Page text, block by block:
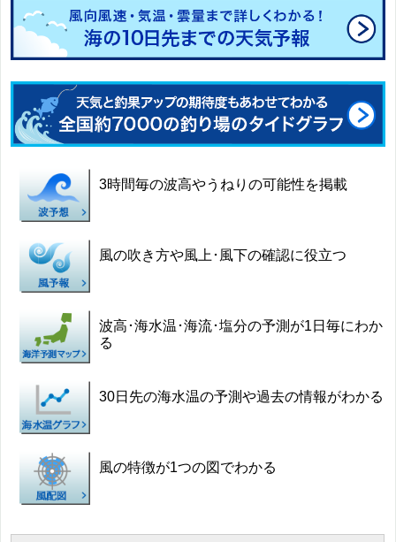
3時間毎の波高やうねりの可能性を掲載
風の吹き方や風上･風下の確認に役立つ
波高･海水温･海流･塩分の予測が1日毎にわか
る
30日先の海水温の予測や過去の情報がわかる
風の特徴が1つの図でわかる